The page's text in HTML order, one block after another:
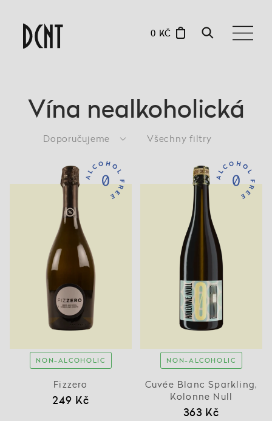
0 KČ
Vína nealkoholická
Doporučujeme Všechny filtry
NON-ALCOHOLIC
Fizzero
249 Kč
NON-ALCOHOLIC
Cuvée Blanc Sparkling,
Kolonne Null
363 Kč